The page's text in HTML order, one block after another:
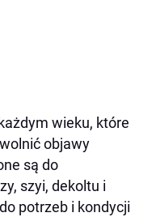
wieku, które
objawy
są do
szyi, dekoltu i
potrzeb i kondycji